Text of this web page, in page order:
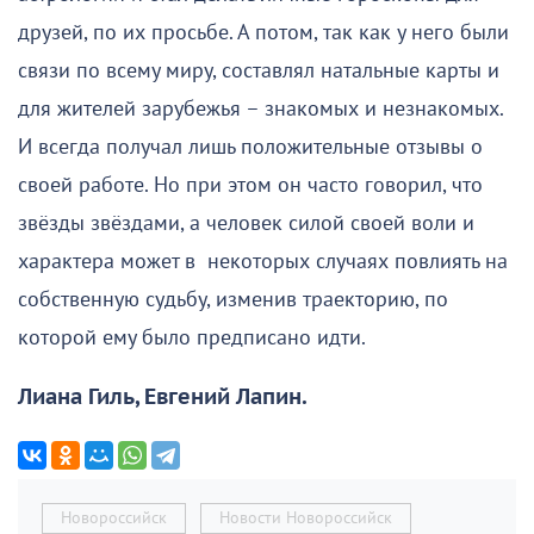
друзей, по их просьбе. А потом, так как у него были
связи по всему миру, составлял натальные карты и
для жителей зарубежья – знакомых и незнакомых.
И всегда получал лишь положительные отзывы о
своей работе. Но при этом он часто говорил, что
звёзды звёздами, а человек силой своей воли и
характера может в некоторых случаях повлиять на
собственную судьбу, изменив траекторию, по
которой ему было предписано идти.
Лиана Гиль, Евгений Лапин.
Новороссийск Новости Новороссийск